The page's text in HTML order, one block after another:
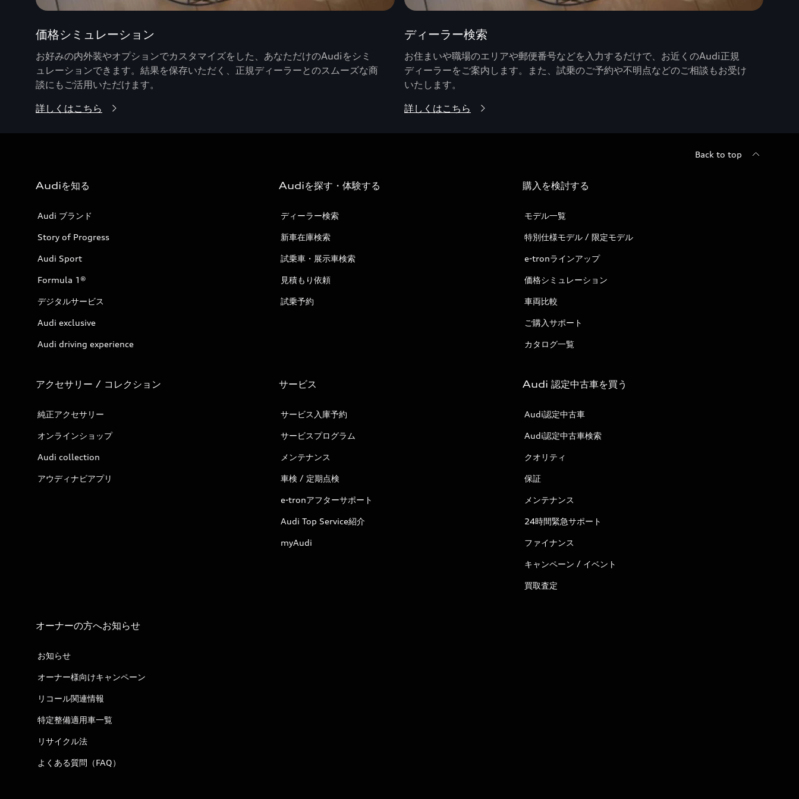
価格シミュレーション
お好みの内外装やオプションでカスタマイズをした、あなただけのAudiをシミ
ュレーションできます。結果を保存いただく、正規ディーラーとのスムーズな商
談にもご活用いただけます。
詳しくはこちら
ディーラー検索
お住まいや職場のエリアや郵便番号などを入力するだけで、お近くのAudi正規
ディーラーをご案内します。また、試乗のご予約や不明点などのご相談もお受け
いたします。
詳しくはこちら
Back to top
Audiを知る
Audi ブランド
Story of Progress
Audi Sport
Formula 1®
デジタルサービス
Audi exclusive
Audi driving experience
Audiを探す・体験する
ディーラー検索
新車在庫検索
試乗車・展示車検索
見積もり依頼
試乗予約
購入を検討する
モデル一覧
特別仕様モデル / 限定モデル
e-tronラインアップ
価格シミュレーション
車両比較
ご購入サポート
カタログ一覧
アクセサリー / コレクション
純正アクセサリー
オンラインショップ
Audi collection
アウディナビアプリ
サービス
サービス入庫予約
サービスプログラム
メンテナンス
車検 / 定期点検
e-tronアフターサポート
Audi Top Service紹介
myAudi
Audi 認定中古車を買う
Audi認定中古車
Audi認定中古車検索
クオリティ
保証
メンテナンス
24時間緊急サポート
ファイナンス
キャンペーン / イベント
買取査定
オーナーの方へお知らせ
お知らせ
オーナー様向けキャンペーン
リコール関連情報
特定整備適用車一覧
リサイクル法
よくある質問（FAQ）